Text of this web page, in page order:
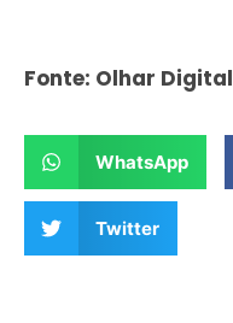
Fonte: Olhar Digital
WhatsApp
Twitter